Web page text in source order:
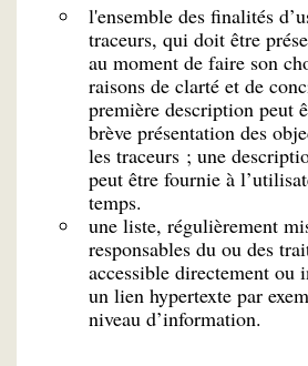
l'ensemble des finalités
traceurs, qui doit être
au moment de faire son
raisons de clarté et de
première description peut
brève présentation des
les traceurs ; une
peut être fournie à
temps.
une liste, régulièrement
responsables du ou des
accessible directement ou
un lien hypertexte par
niveau d’information.